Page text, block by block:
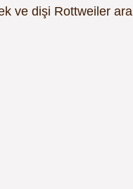
ve dişi Rottweiler